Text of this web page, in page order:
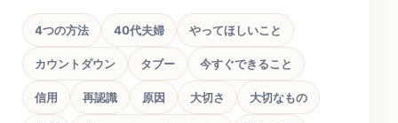
4つの方法 40代夫婦 やってほしいこと
カウントダウン タブー 今すぐできること
信用 再認識 原因 大切さ 大切なもの